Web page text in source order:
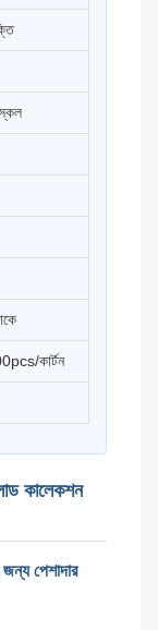
কার্টন
কালেকশন
জন্য পেশাদার